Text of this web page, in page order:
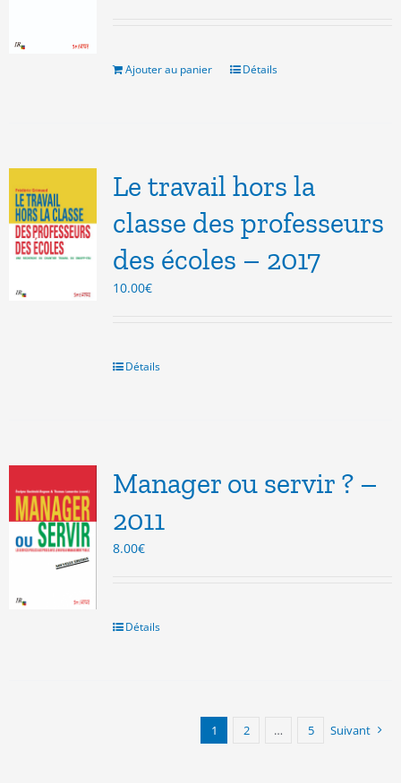
8.00€.3.00€.
Ajouter au panier Détails
Le travail hors la
classe des professeurs
des écoles – 2017
10.00€
Détails
Manager ou servir ? –
2011
8.00€
Détails
1 2 … 5 Suivant